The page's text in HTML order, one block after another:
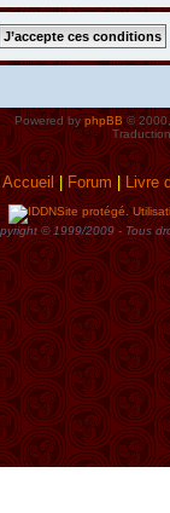
Powered byphpBB© 2000,
Accueil|Forum|Livre
Site protégé.
© 1999/2009 - Tous